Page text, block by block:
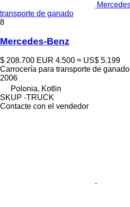
transporte de ganado
8
Mercedes-Benz
$ 208.700 EUR 4.500 ≈ US$ 5.199
Carrocería para transporte de ganado
2006
Polonia, Kotlin
SKUP -TRUCK
Contacte con el vendedor